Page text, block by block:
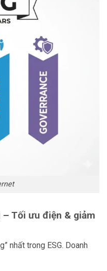
Tối ưu điện & giảm
nhất trong ESG. Doanh